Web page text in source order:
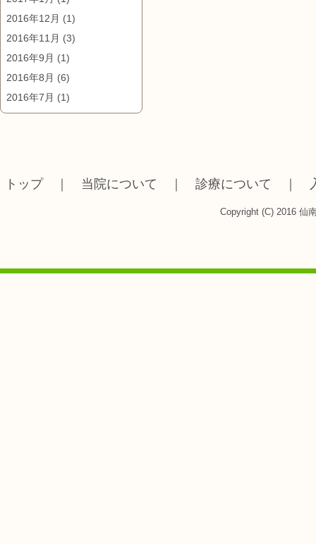
2016年12月 (1)
2016年11月 (3)
2016年9月 (1)
2016年8月 (6)
2016年7月 (1)
トップ｜ 当院について 診療について
Copyright (C) 2016 仙